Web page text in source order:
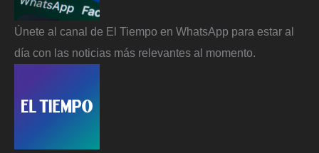
Únete al canal de El Tiempo en WhatsApp para estar al
día con las noticias más relevantes al momento.